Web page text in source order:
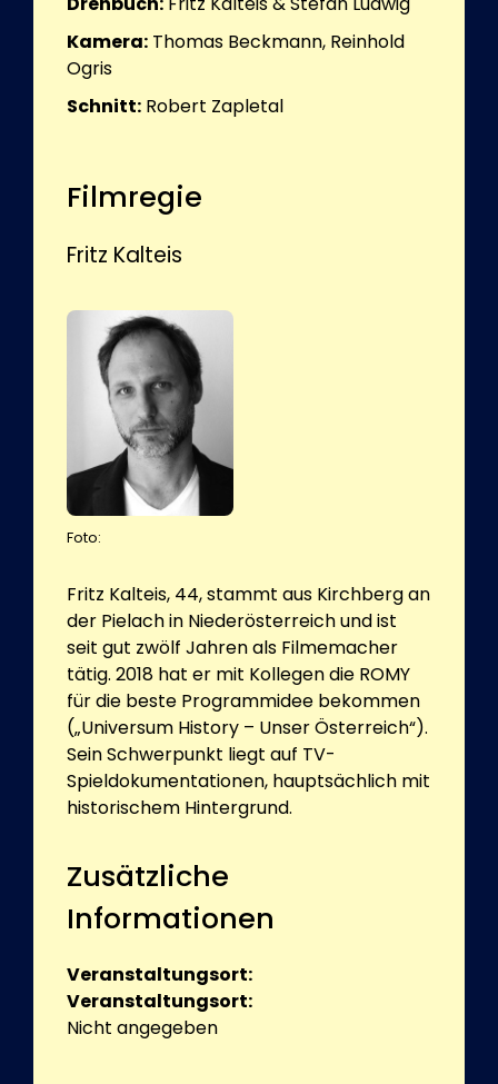
Kamera: Thomas Beckmann, Reinhold
Ogris
Schnitt: Robert Zapletal
Filmregie
Fritz Kalteis
Foto:
Fritz Kalteis, 44, stammt aus Kirchberg an
der Pielach in Niederösterreich und ist
seit gut zwölf Jahren als Filmemacher
tätig. 2018 hat er mit Kollegen die ROMY
für die beste Programmidee bekommen
(„Universum History – Unser Österreich“).
Sein Schwerpunkt liegt auf TV-
Spieldokumentationen, hauptsächlich mit
historischem Hintergrund.
Zusätzliche
Informationen
Veranstaltungsort:
Veranstaltungsort:
Nicht angegeben